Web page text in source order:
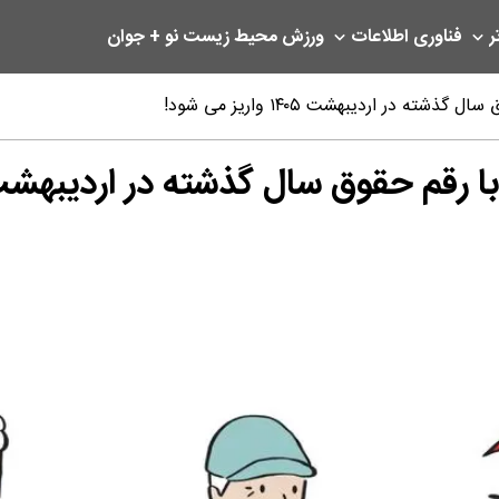
فناوری اطلاعات ورزشمحیط زیستنو + جوان
اردیبهشت ۱۴۰۵ واریز می شود!
سال گذشته در اردیبهشت ۱۴۰۵ واریز می